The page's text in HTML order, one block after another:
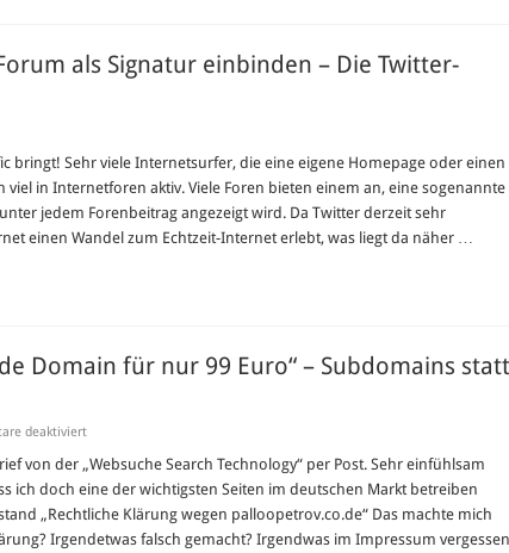
als Signatur einbinden – Die Twitter-
bringt! Sehr viele Internetsurfer, die eine eigene Homepage oder einen
viel in Internetforen aktiv. Viele Foren bieten einem an, eine sogenannte
jedem Forenbeitrag angezeigt wird. Da Twitter derzeit sehr
einen Wandel zum Echtzeit-Internet erlebt, was liegt da näher …
Domain für nur 99 Euro“ – Subdomains statt
deaktiviertfür
verspricht
„co.de
Domain
für
nur
99
von der „Websuche Search Technology“ per Post. Sehr einfühlsam
ich doch eine der wichtigsten Seiten im deutschen Markt betreiben
„Rechtliche Klärung wegen palloopetrov.co.de“ Das machte mich
Irgendetwas falsch gemacht? Irgendwas im Impressum